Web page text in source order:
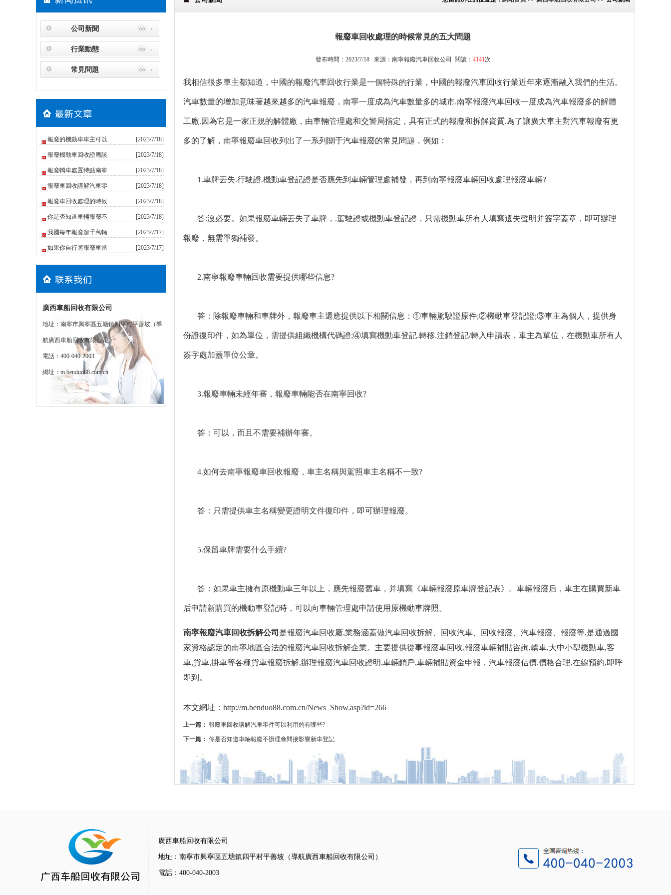
公司新聞
行業動態
常見問題
報廢的機動車車主可以 [2023/7/18]
報廢機動車回收證應該 [2023/7/18]
報廢轎車處置特點南寧 [2023/7/18]
報廢車回收講解汽車零 [2023/7/18]
報廢車回收處理的時候 [2023/7/18]
你是否知道車輛報廢不 [2023/7/18]
我國每年報廢超千萬輛 [2023/7/17]
如果你自行將報廢車當 [2023/7/17]
廣西車船回收有限公司
地址：南寧市興寧區五塘鎮四平村平善坡（導
航廣西車船回收有限公司）
電話：400-040-2003
網址： m.benduo88.com.cn
報廢車回收處理的時候常見的五大問題
發布時間：2023/7/18 來源： 南寧報廢汽車回收公司 閱讀： 4141次
我相信很多車主都知道，中國的報廢汽車回收行業是一個特殊的行業，中國的報廢汽車回收行業近年來逐漸融入我們的生活。
汽車數量的增加意味著越來越多的汽車報廢，南寧一度成為汽車數量多的城市.南寧報廢汽車回收一度成為汽車報廢多的解體
工廠.因為它是一家正規的解體廠，由車輛管理處和交警局指定，具有正式的報廢和拆解資質.為了讓廣大車主對汽車報廢有更
多的了解，南寧報廢車回收列出了一系列關于汽車報廢的常見問題，例如：
1.車牌丟失.行駛證.機動車登記證是否應先到車輛管理處補發，再到南寧報廢車輛回收處理報廢車輛?
答:沒必要。如果報廢車輛丟失了車牌，.駕駛證或機動車登記證，只需機動車所有人填寫遺失聲明并簽字蓋章，即可辦理
報廢，無需單獨補發。
2.南寧報廢車輛回收需要提供哪些信息?
答：除報廢車輛和車牌外，報廢車主還應提供以下相關信息：①車輛駕駛證原件;②機動車登記證;③車主為個人，提供身
份證復印件，如為單位，需提供組織機構代碼證;④填寫機動車登記.轉移.注銷登記/轉入申請表，車主為單位，在機動車所有人
簽字處加蓋單位公章。
3.報廢車輛未經年審，報廢車輛能否在南寧回收?
答：可以，而且不需要補辦年審。
4.如何去南寧報廢車回收報廢，車主名稱與駕照車主名稱不一致?
答：只需提供車主名稱變更證明文件復印件，即可辦理報廢。
5.保留車牌需要什么手續?
答：如果車主擁有原機動車三年以上，應先報廢舊車，并填寫《車輛報廢原車牌登記表》。車輛報廢后，車主在購買新車
后申請新購買的機動車登記時，可以向車輛管理處申請使用原機動車牌照。
南寧報廢汽車回收拆解公司 是報廢汽車回收廠,業務涵蓋做汽車回收拆解、回收汽車、回收報廢、汽車報廢、報廢等,是通過國
家資格認定的南寧地區合法的報廢汽車回收拆解企業。主要提供從事報廢車回收,報廢車輛補貼咨詢,轎車,大中小型機動車,客
車,貨車,掛車等各種貨車報廢拆解,辦理報廢汽車回收證明,車輛銷戶,車輛補貼資金申報，汽車報廢估價.價格合理,在線預約,即呼
即到。
本文網址：http://m.benduo88.com.cn/News_Show.asp?id=266
上一篇： 報廢車回收講解汽車零件可以利用的有哪些?
下一篇： 你是否知道車輛報廢不辦理會間接影響新車登記
廣西車船回收有限公司
地址：南寧市興寧區五塘鎮四平村平善坡（導航廣西車船回收有限公司）
電話：400-040-2003